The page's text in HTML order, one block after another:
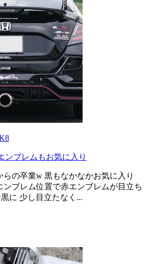
ンブレムもお気に入り
の卒業w 黒もなかなかお気に入り
ブレム位置で赤エンブレムが目立ち
に 少し目立たなく...